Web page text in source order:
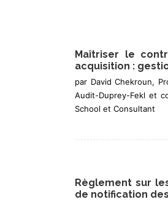
Maîtriser le
acquisition :
par David Chekroun,
Audit-Duprey-Fekl et
School et Consultant
Règlement sur
de notification